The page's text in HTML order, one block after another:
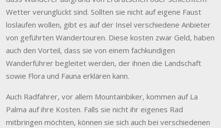
Wetter verunglückt sind. Sollten sie nicht auf eigene Faust
loslaufen wollen, gibt es auf der Insel verschiedene Anbieter
von geführten Wandertouren. Diese kosten zwar Geld, haben
auch den Vorteil, dass sie von einem fachkundigen
Wanderführer begleitet werden, der ihnen die Landschaft
sowie Flora und Fauna erklären kann.
Auch Radfahrer, vor allem Mountainbiker, kommen auf La
Palma auf ihre Kosten. Falls sie nicht ihr eigenes Rad
mitbringen möchten, können sie sich auch bei verschiedenen